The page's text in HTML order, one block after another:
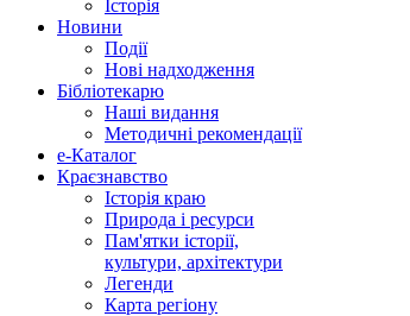
Історія
Новини
Події
Нові надходження
Бібліотекарю
Наші видання
Методичні рекомендації
e-Каталог
Краєзнавство
Історія краю
Природа і ресурси
Пам'ятки історії,
культури, архітектури
Легенди
Карта регіону